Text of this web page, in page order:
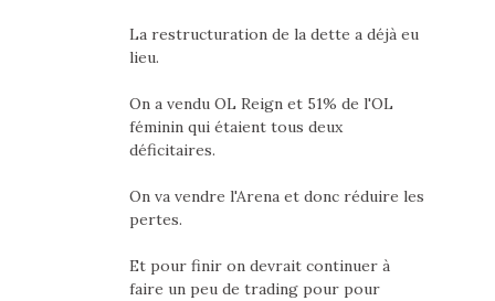
La restructuration de la dette a déjà eu
lieu.
On a vendu OL Reign et 51% de l'OL
féminin qui étaient tous deux
déficitaires.
On va vendre l'Arena et donc réduire les
pertes.
Et pour finir on devrait continuer à
faire un peu de trading pour pour